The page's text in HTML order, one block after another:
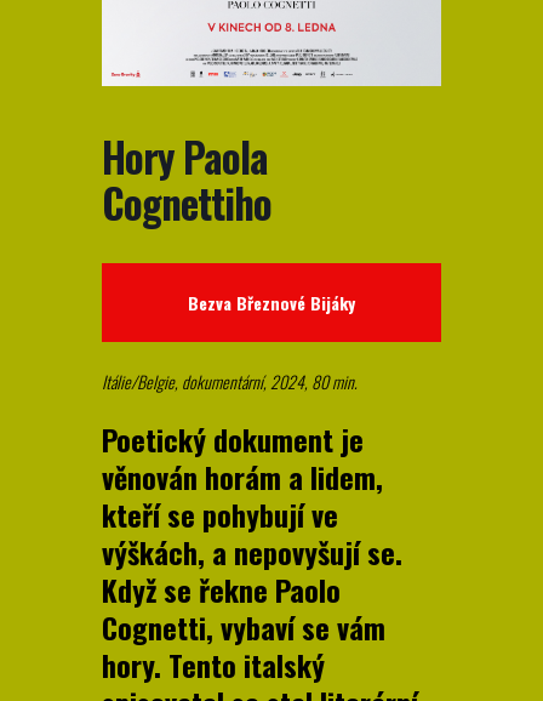
Hory Paola
Cognettiho
Bezva Březnové Bijáky
Itálie/Belgie, dokumentární, 2024, 80 min.
Poetický dokument je
věnován horám a lidem,
kteří se pohybují ve
výškách, a nepovyšují se.
Když se řekne Paolo
Cognetti, vybaví se vám
hory. Tento italský